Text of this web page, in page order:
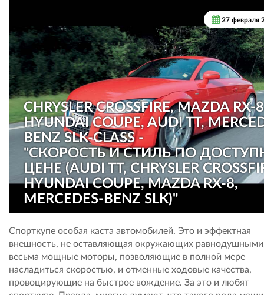
27 февраля
CHRYSLER CROSSFIRE, MAZDA RX-
HYUNDAI COUPE, AUDI TT,
BENZ SLK-CLASS -
"СКОРОСТЬ И СТИЛЬ ПО
ЦЕНЕ (AUDI TT, CHRYSLER
HYUNDAI COUPE, MAZDA RX-8,
MERCEDES-BENZ SLK)"
Спорткупе особая каста автомобилей. Это и эффектная
внешность, не оставляющая окружающих
весьма мощные моторы, позволяющие в полной мере
насладиться скоростью, и отменные ходовые качества,
провоцирующие на быстрое вождение. За это и любят